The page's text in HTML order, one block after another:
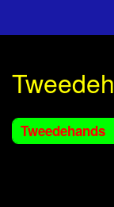
Tweedehands